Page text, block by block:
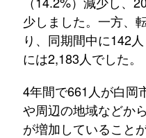
少しました。一方、
り、同期間中に142
には2,183人でした。
4年間で661人が白岡
や周辺の地域などか
が増加していること